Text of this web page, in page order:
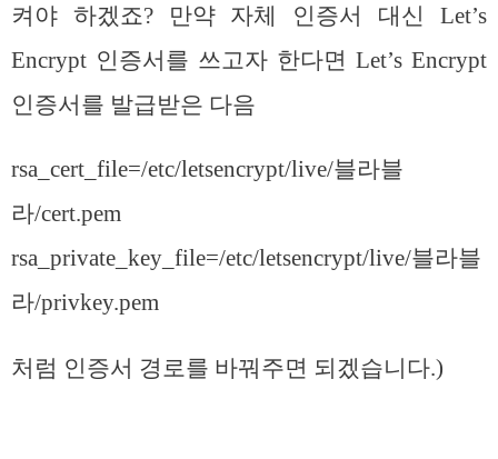
켜야 하겠죠? 만약 자체 인증서 대신 Let’s
Encrypt 인증서를 쓰고자 한다면 Let’s Encrypt
인증서를 발급받은 다음
rsa_cert_file=/etc/letsencrypt/live/블라블
라/cert.pem
rsa_private_key_file=/etc/letsencrypt/live/블라블
라/privkey.pem
처럼 인증서 경로를 바꿔주면 되겠습니다.)